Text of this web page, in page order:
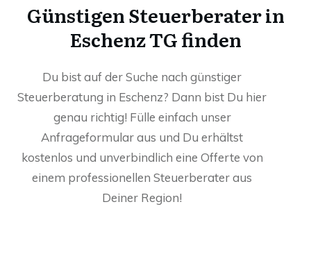
Günstigen Steuerberater in
Eschenz TG finden
Du bist auf der Suche nach günstiger
Steuerberatung in Eschenz? Dann bist Du hier
genau richtig! Fülle einfach unser
Anfrageformular aus und Du erhältst
kostenlos und unverbindlich eine Offerte von
einem professionellen Steuerberater aus
Deiner Region!